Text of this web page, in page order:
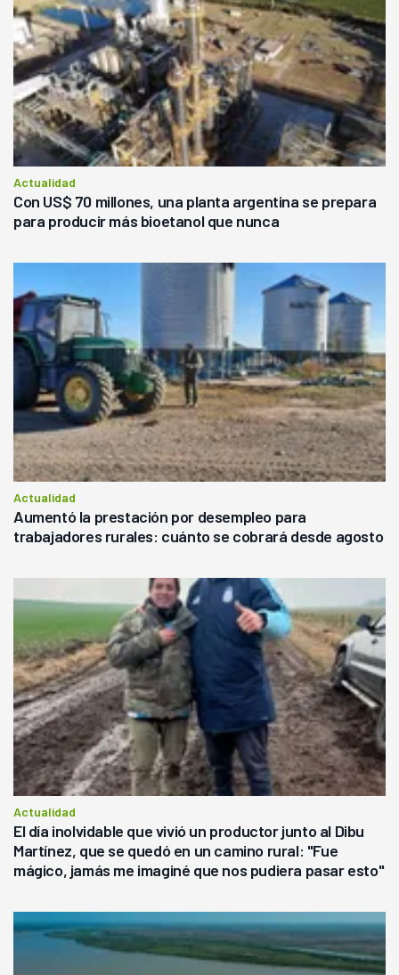
Actualidad
Con US$ 70 millones, una planta argentina se prepara
para producir más bioetanol que nunca
Actualidad
Aumentó la prestación por desempleo para
trabajadores rurales: cuánto se cobrará desde agosto
Actualidad
El día inolvidable que vivió un productor junto al Dibu
Martínez, que se quedó en un camino rural: "Fue
mágico, jamás me imaginé que nos pudiera pasar esto"